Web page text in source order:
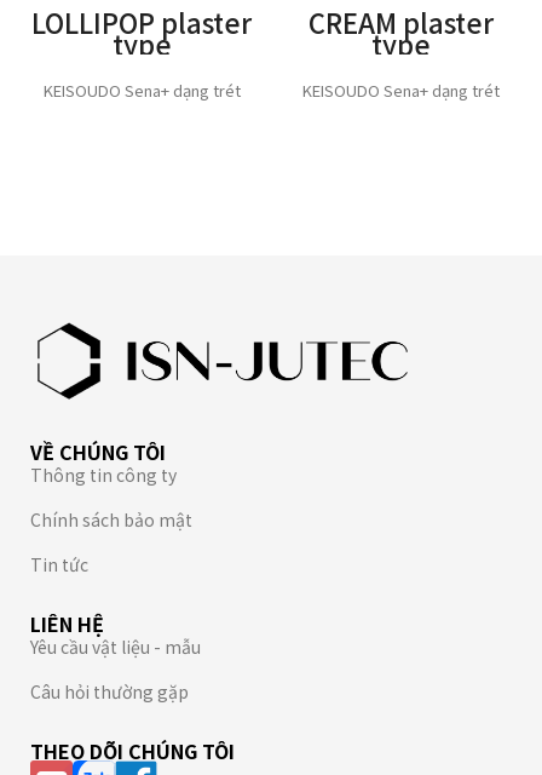
LOLLIPOP plaster
type
KEISOUDO Sena+ dạng trét
CREAM plaster
type
KEISOUDO Sena+ dạng trét
VỀ CHÚNG TÔI
Thông tin công ty
Chính sách bảo mật
Tin tức
LIÊN HỆ
Yêu cầu vật liệu - mẫu
Câu hỏi thường gặp
THEO DÕI CHÚNG TÔI